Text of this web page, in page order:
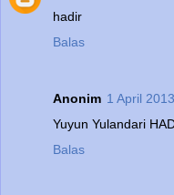
hadir
Balas
Anonim 1 April
Yuyun Yulandari
Balas